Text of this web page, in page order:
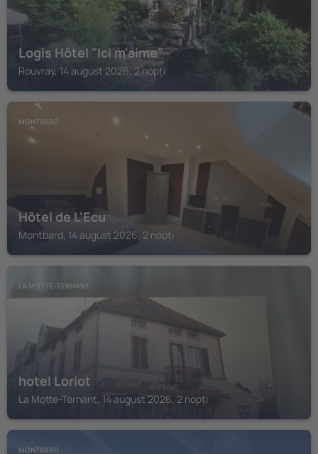
Logis Hôtel "Ici m'aime"
Rouvray, 14 august 2026, 2 nopți
MONTBARD
Hôtel de L'Ecu
Montbard, 14 august 2026, 2 nopți
LA MOTTE-TERNANT
hotel Loriot
La Motte-Ternant, 14 august 2026, 2 nopți
MONTBARD